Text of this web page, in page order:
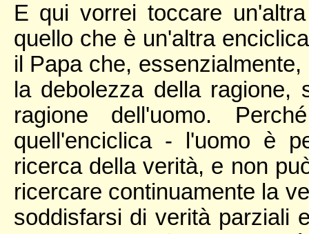
E qui vorrei toccare
quello che è un'altra
il Papa che,
la debolezza della
ragione dell'uomo.
quell'enciclica - l'uomo è
ricerca della verità, e non
ricercare continuamente la
soddisfarsi di verità parziali